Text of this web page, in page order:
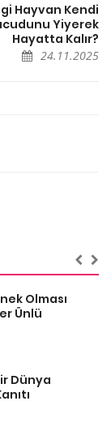
Hayvan Kendi
Yiyerek
Hayatta Kalır?
24.11.2025
Olması
Ünlü
Dünya